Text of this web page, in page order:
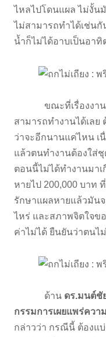
ไหลไปโดนแผล ไม่งั้
ไม่สามารถทำได้เช่นกั
น้ำก็ไม่ได้อาบเป็นอาทิ
ขณะที่เรื่องงาน ก็
สามารถทำงานได้เลย
ว่าจะอีกนานแค่ไหน เ
แล้วตนทำงานต้องใส่
ตอนนี้ไม่ได้ทำงานมาเ
หายไป 200,000 บาท
รักษาแผลหายแล้วมันจ
ไหร่ และสภาพจิตใจข
ค่าไม่ได้ ยืนยันว่าตนไ
ด้าน ดร.มนต์ชั
กรรมการเผยแพร่คว
กล่าวว่า กรณีนี้ ต้องแ